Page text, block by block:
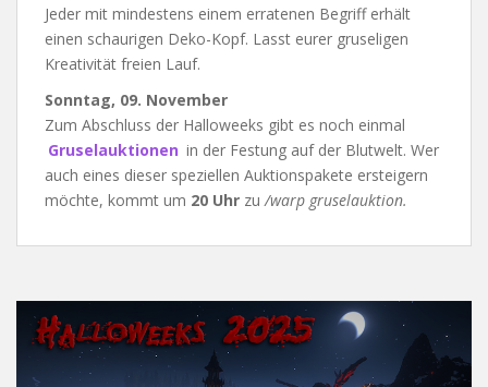
Jeder mit mindestens einem erratenen Begriff erhält
einen schaurigen Deko-Kopf. Lasst eurer gruseligen
Kreativität freien Lauf.
Sonntag, 09. November
Zum Abschluss der Halloweeks gibt es noch einmal
Gruselauktionen in der Festung auf der Blutwelt. Wer
auch eines dieser speziellen Auktionspakete ersteigern
möchte, kommt um 20 Uhr zu /warp gruselauktion.